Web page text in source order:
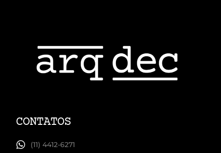
CONTATOS
(11) 4412-6271